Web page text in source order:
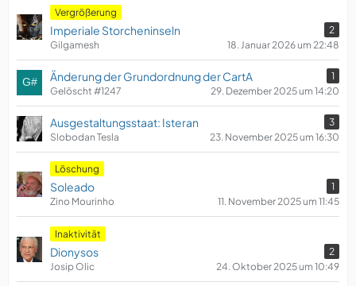
Vergrößerung
Imperiale Storcheninseln
2
Gilgamesh
18. Januar 2026 um 22:48
Änderung der Grundordnung der CartA
1
Gelöscht #1247
29. Dezember 2025 um 14:20
Ausgestaltungsstaat: Isteran
3
Slobodan Tesla
23. November 2025 um 16:30
Löschung
Soleado
1
Zino Mourinho
11. November 2025 um 11:45
​Inaktivität
Dionysos
2
Josip Olic
24. Oktober 2025 um 10:49